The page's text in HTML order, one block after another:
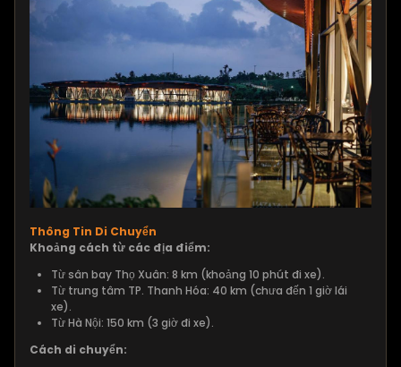
Thông Tin Di Chuyển
Khoảng cách từ các địa điểm:
Từ sân bay Thọ Xuân: 8 km (khoảng 10 phút đi xe).
Từ trung tâm TP. Thanh Hóa: 40 km (chưa đến 1 giờ lái
xe).
Từ Hà Nội: 150 km (3 giờ đi xe).
Cách di chuyển: